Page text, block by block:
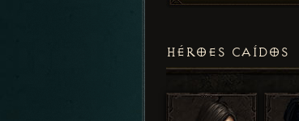
HÉROES CAÍDOS